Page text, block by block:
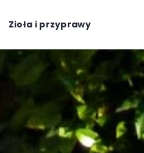
Zioła i przyprawy